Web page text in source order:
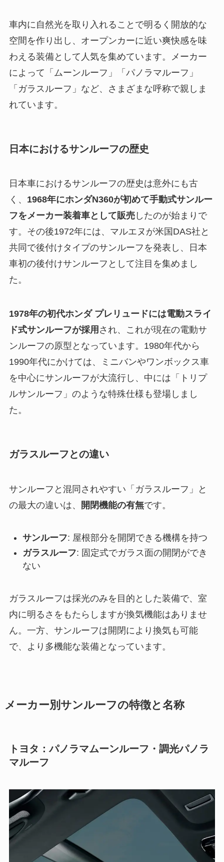
車内に自然光を取り入れることで明るく開放的な
空間を作り出し、オープンカーに近い爽快感を味
わえる装備として人気を集めています。メーカー
によって「ムーンルーフ」「パノラマルーフ」
「ガラスルーフ」など、さまざまな呼称で親しま
れています。
日本におけるサンルーフの歴史
日本車におけるサンルーフの歴史は意外にも古
く、 1968年にホンダN360が初めて手動式サンルー
フをメーカー装着車として販売したのが始まりで
す。その後1972年には、マルエヌが米国DAS社と
共同で後付けタイプのサンルーフを発表し、日本
車初の後付けサンルーフとして注目を集めまし
た。
1978年の初代ホンダ プレリュードには電動スライ
ド式サンルーフが採用 され、これが現在の電動サ
ンルーフの原型となっています。1980年代から
1990年代にかけては、ミニバンやワンボックス車
を中心にサンルーフが大流行し、中には「トリプ
ルサンルーフ」のような特殊仕様も登場しまし
た。
ガラスルーフとの違い
サンルーフと混同されやすい「ガラスルーフ」と
の最大の違いは、
開閉機能の有無です。
サンルーフ: 屋根部分を開閉できる機構を持つ
ガラスルーフ: 固定式でガラス面の開閉ができ
ない
ガラスルーフは採光のみを目的とした装備で、室
内に明るさをもたらしますが換気機能はありませ
ん。一方、サンルーフは開閉により換気も可能
で、より多機能な装備となっています。
メーカー別サンルーフの特徴と名称
トヨタ：パノラマムーンルーフ・調光パノラ
マルーフ